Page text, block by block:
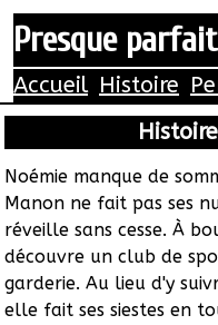
Presque
Accueil Histoire
Histoire
Noémie manque de
Manon ne fait pas ses
réveille sans cesse. À
découvre un club de
garderie. Au lieu d'y
elle fait ses siestes en